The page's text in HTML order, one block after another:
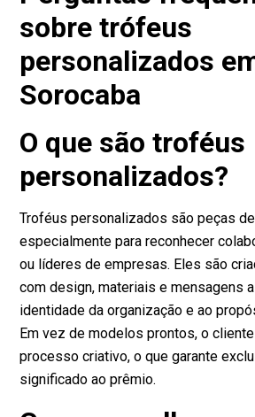
sobre trófeus
personalizados
Sorocaba
O que são troféus
personalizados?
Troféus personalizados são peças
especialmente para reconhecer
ou líderes de empresas. Eles são
com design, materiais e mensagens
identidade da organização e ao
Em vez de modelos prontos, o
processo criativo, o que garante
significado ao prêmio.